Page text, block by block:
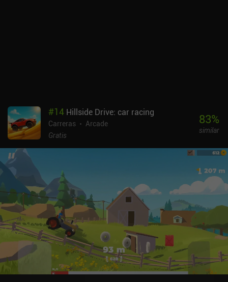
#14 Hillside Drive: car racing
Carreras
Arcade
Gratis
83%
similar